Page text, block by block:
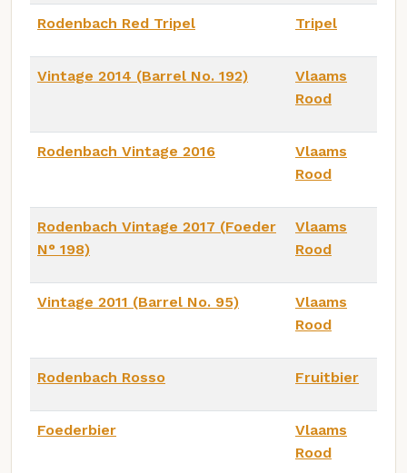
Rodenbach Red Tripel Tripel
Vintage 2014 (Barrel No. 192)
Vlaams
Rood
Rodenbach Vintage 2016
Vlaams
Rood
Rodenbach Vintage 2017 (Foeder
N° 198)
Vlaams
Rood
Vintage 2011 (Barrel No. 95)
Vlaams
Rood
Rodenbach Rosso Fruitbier
Foederbier
Vlaams
Rood